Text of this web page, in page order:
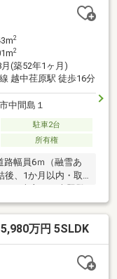
即可・取引条件有
ｍ）
2
2
(築52年1ヶ月)
越中荏原駅 徒歩16分
中間島１
駐車2台
所有権
路幅員6ｍ（融雪あ
後、1か月以内・取
、売主にて表題登
主にて北側の庭部
便座付きトイ
化粧台 ・照明器
BOX・庭10坪以上
万円 5SLDK